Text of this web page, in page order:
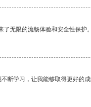
了无限的流畅体验和安全性保护
断学习，让我能够取得更好的